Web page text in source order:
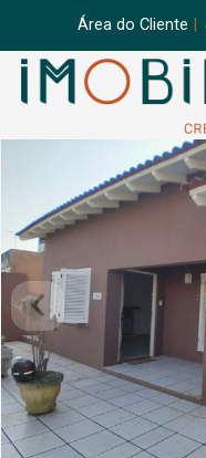
Área do Cliente